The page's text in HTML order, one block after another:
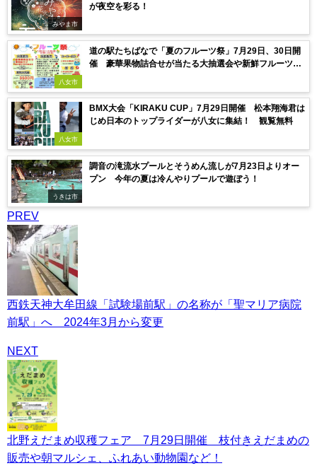
みやま市
が夜空を彩る！
八女市
道の駅たちばなで「夏のフルーツ祭」7月29日、30日開
催 豪華果物詰合せが当たる大抽選会や新鮮フルーツ販
八女市
BMX大会「KIRAKU CUP」7月29日開催 松本翔海君は
じめ日本のトップライダーが八女に集結！ 観覧無料
うきは市
調音の滝流水プールとそうめん流しが7月23日よりオー
プン 今年の夏は冷んやりプールで遊ぼう！
PREV
西鉄天神大牟田線「試験場前駅」の名称が「聖マリア病院
前駅」へ 2024年3月から変更
NEXT
北野えだまめ収穫フェア 7月29日開催 枝付きえだまめの
販売や朝マルシェ、ふれあい動物園など！